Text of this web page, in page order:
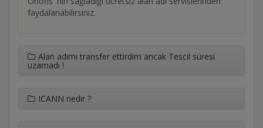
faydalanabilirsiniz.
Alan adımı transfer ettirdim ancak Tescil süresi
uzamadı !
ICANN nedir ?